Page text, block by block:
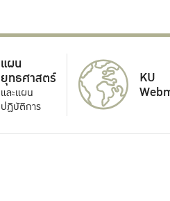
แผน
ยุทธศาสตร์
และแผน
ปฏิบัติการ
KU